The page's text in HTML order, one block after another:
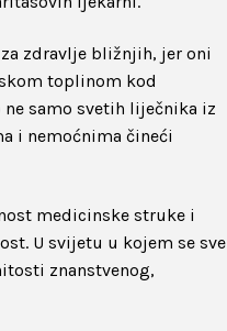
zdravlje bližnjih, jer oni
toplinom kod
samo svetih liječnika iz
i nemoćnima čineći
medicinske struke i
U svijetu u kojem se sve
znanstvenog,